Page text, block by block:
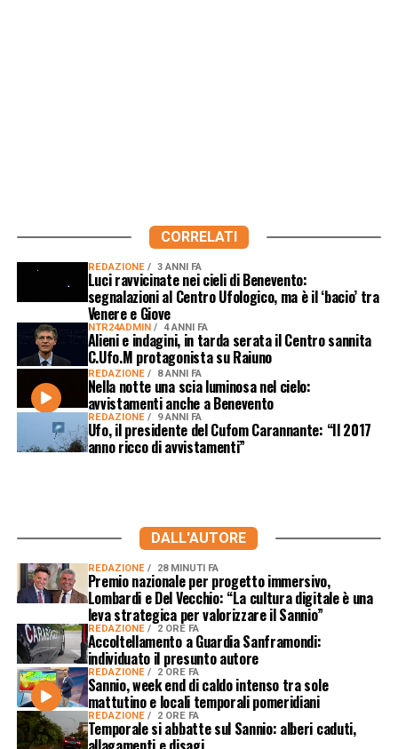
CORRELATI
REDAZIONE 3 ANNI FA
Luci ravvicinate nei cieli di Benevento:
segnalazioni al Centro Ufologico, ma è il ‘bacio’ tra
Venere e Giove
NTR24ADMIN 4 ANNI FA
Alieni e indagini, in tarda serata il Centro sannita
C.Ufo.M protagonista su Raiuno
REDAZIONE 8 ANNI FA
Nella notte una scia luminosa nel cielo:
avvistamenti anche a Benevento
REDAZIONE 9 ANNI FA
Ufo, il presidente del Cufom Carannante: “Il 2017
anno ricco di avvistamenti”
DALL'AUTORE
REDAZIONE 28 MINUTI FA
Premio nazionale per progetto immersivo,
Lombardi e Del Vecchio: “La cultura digitale è una
leva strategica per valorizzare il Sannio”
REDAZIONE 2 ORE FA
Accoltellamento a Guardia Sanframondi:
individuato il presunto autore
REDAZIONE 2 ORE FA
Sannio, week end di caldo intenso tra sole
mattutino e locali temporali pomeridiani
REDAZIONE 2 ORE FA
Temporale si abbatte sul Sannio: alberi caduti,